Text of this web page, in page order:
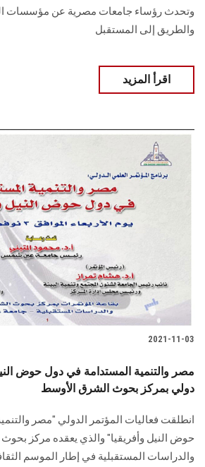
وتحدث رؤساء جامعات مصرية عن مؤسسات
والطريق إلى المستقبل
اقرأ المزيد
2021-11-03
مصر والتنمية المستدامة في دول حوض
دولي بمركز بحوث الشرق الأوسط
انطلقت فعاليات المؤتمر الدولي "مصر
حوض النيل وأفريقيا" والذي يعقده مركز